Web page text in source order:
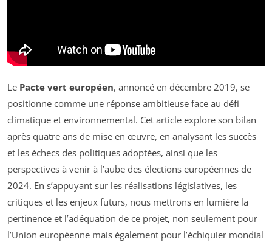
Le Pacte vert européen, annoncé en décembre 2019, se
positionne comme une réponse ambitieuse face au défi
climatique et environnemental. Cet article explore son bilan
après quatre ans de mise en œuvre, en analysant les succès
et les échecs des politiques adoptées, ainsi que les
perspectives à venir à l’aube des élections européennes de
2024. En s’appuyant sur les réalisations législatives, les
critiques et les enjeux futurs, nous mettrons en lumière la
pertinence et l’adéquation de ce projet, non seulement pour
l’Union européenne mais également pour l’échiquier mondial